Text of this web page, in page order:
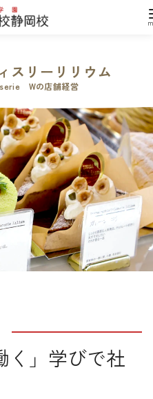
スリーリリウム
く」学びで社